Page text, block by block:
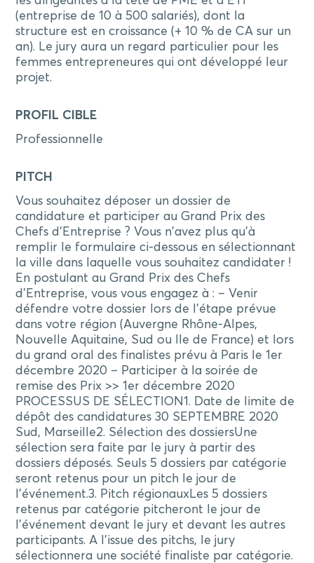
(entreprise de 10 à 500 salariés), dont la
structure est en croissance (+ 10 % de CA sur un
an). Le jury aura un regard particulier pour les
femmes entrepreneures qui ont développé leur
projet.
PROFIL CIBLE
Professionnelle
PITCH
Vous souhaitez déposer un dossier de
candidature et participer au Grand Prix des
Chefs d'Entreprise ? Vous n'avez plus qu'à
remplir le formulaire ci-dessous en sélectionnant
la ville dans laquelle vous souhaitez candidater ! ​​
En postulant au Grand Prix des Chefs
d'Entreprise, vous vous engagez à : – Venir
défendre votre dossier lors de l'étape prévue
dans votre région (Auvergne Rhône-Alpes,
Nouvelle Aquitaine, Sud ou Ile de France) et lors
du grand oral des finalistes prévu à Paris le 1er
décembre 2020 – Participer à la soirée de
remise des Prix >> 1er décembre 2020 ​
PROCESSUS DE SÉLECTION ​ 1. Date de limite de
dépôt des candidatures 30 SEPTEMBRE 2020
Sud, Marseille ​ 2. Sélection des dossiers ​Une
sélection sera faite par le jury à partir des
dossiers déposés. Seuls 5 dossiers par catégorie
seront retenus pour un pitch le jour de
l'événement. ​ 3. Pitch régionaux ​Les 5 dossiers
retenus par catégorie pitcheront le jour de
l'événement devant le jury et devant les autres
participants. A l'issue des pitchs, le jury
sélectionnera une société finaliste par catégorie. ​